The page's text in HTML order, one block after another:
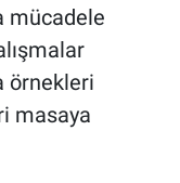
mücadele
örnekleri
masaya